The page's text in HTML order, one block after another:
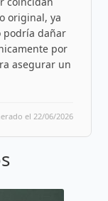
original, ya
podría dañar
por
asegurar un
el 22/06/2026